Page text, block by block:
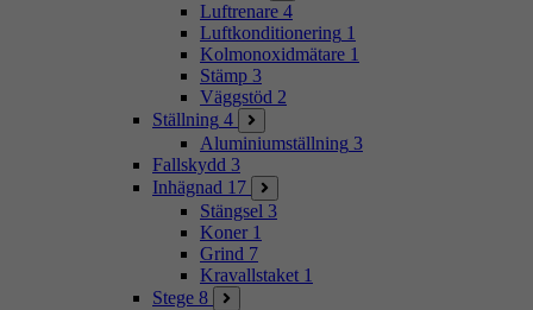
Luftrenare 4
Luftkonditionering 1
Kolmonoxidmätare 1
Stämp 3
Väggstöd 2
Ställning 4
Aluminiumställning 3
Fallskydd 3
Inhägnad 17
Stängsel 3
Koner 1
Grind 7
Kravallstaket 1
Stege 8